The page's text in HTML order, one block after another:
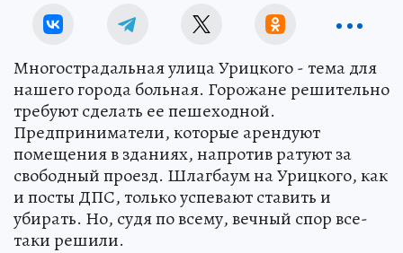
Многострадальная улица Урицкого - тема для
нашего города больная. Горожане решительно
требуют сделать ее пешеходной.
Предприниматели, которые арендуют
помещения в зданиях, напротив ратуют за
свободный проезд. Шлагбаум на Урицкого, как
и посты ДПС, только успевают ставить и
убирать. Но, судя по всему, вечный спор все-
таки решили.